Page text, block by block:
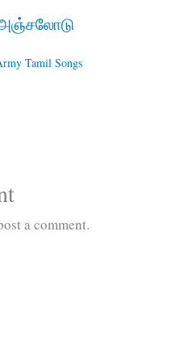
அஞ்சலோடு
Tamil Songs
a comment.